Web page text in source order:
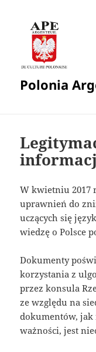
Polonia
W kwietniu 2017
uprawnień do
uczących się
wiedzę o Polsce
Dokumenty
korzystania z
przez konsula
ze względu na
dokumentów, jak
ważności, jest